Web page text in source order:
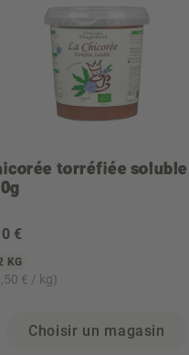
torréfiée soluble
€
KG
€ / kg)
Choisir un magasin